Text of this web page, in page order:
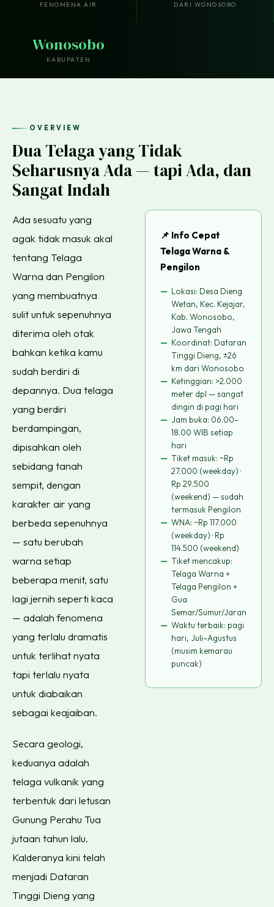
FENOMENA AIR DARI WONOSOBO
Wonosobo
KABUPATEN
OVERVIEW
Dua Telaga yang Tidak
Seharusnya Ada — tapi Ada, dan
Sangat Indah
Ada sesuatu yang
agak tidak masuk akal
tentang Telaga
Warna dan Pengilon
yang membuatnya
sulit untuk sepenuhnya
diterima oleh otak
bahkan ketika kamu
sudah berdiri di
depannya. Dua telaga
yang berdiri
berdampingan,
dipisahkan oleh
sebidang tanah
sempit, dengan
karakter air yang
berbeda sepenuhnya
— satu berubah
warna setiap
beberapa menit, satu
lagi jernih seperti kaca
— adalah fenomena
yang terlalu dramatis
untuk terlihat nyata
tapi terlalu nyata
untuk diabaikan
sebagai keajaiban.
Secara geologi,
keduanya adalah
telaga vulkanik yang
terbentuk dari letusan
Gunung Perahu Tua
jutaan tahun lalu.
Kalderanya kini telah
menjadi Dataran
Tinggi Dieng yang
📌 Info Cepat
Telaga Warna &
Pengilon
Lokasi: Desa Dieng
Wetan, Kec. Kejajar,
Kab. Wonosobo,
Jawa Tengah
Koordinat: Dataran
Tinggi Dieng, ±26
km dari Wonosobo
Ketinggian: >2.000
meter dpl — sangat
dingin di pagi hari
Jam buka: 06.00–
18.00 WIB setiap
hari
Tiket masuk: ~Rp
27.000 (weekday) ·
Rp 29.500
(weekend) — sudah
termasuk Pengilon
WNA: ~Rp 117.000
(weekday) · Rp
114.500 (weekend)
Tiket mencakup:
Telaga Warna +
Telaga Pengilon +
Gua
Semar/Sumur/Jaran
Waktu terbaik: pagi
hari, Juli–Agustus
(musim kemarau
puncak)